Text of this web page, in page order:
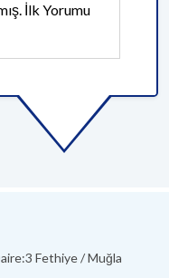
İlk Yorumu
Fethiye / Muğla